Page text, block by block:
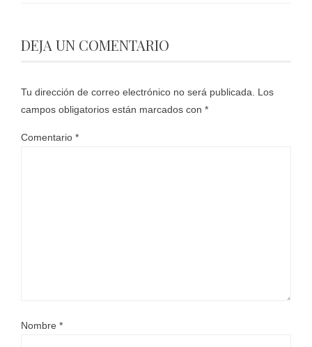
DEJA UN COMENTARIO
Tu dirección de correo electrónico no será publicada.
Los
campos obligatorios están marcados con *
Comentario *
Nombre *